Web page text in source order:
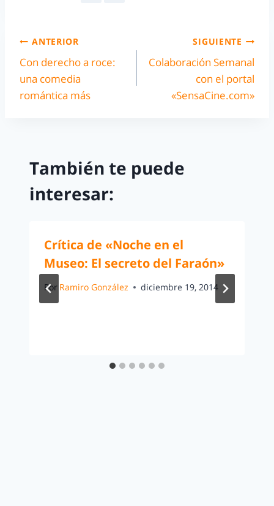
ANTERIOR
Con derecho a roce:
una comedia
romántica más
SIGUIENTE
Colaboración Semanal
con el portal
«SensaCine.com»
También te puede
interesar:
Crítica de «Noche en el
Museo: El secreto del Faraón»
Por Ramiro González diciembre 19, 2014